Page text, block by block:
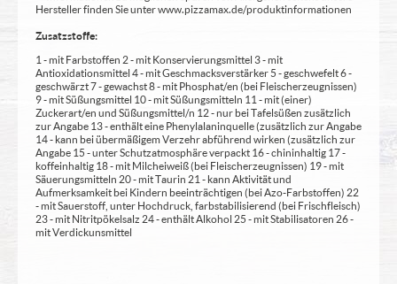
Hersteller finden Sie unter www.pizzamax.de/produktinformationen
Zusatzstoffe:
1 - mit Farbstoffen 2 - mit Konservierungsmittel 3 - mit
Antioxidationsmittel 4 - mit Geschmacksverstärker 5 - geschwefelt 6 -
geschwärzt 7 - gewachst 8 - mit Phosphat/en (bei Fleischerzeugnissen)
9 - mit Süßungsmittel 10 - mit Süßungsmitteln 11 - mit (einer)
Zuckerart/en und Süßungsmittel/n 12 - nur bei Tafelsüßen zusätzlich
zur Angabe 13 - enthält eine Phenylalaninquelle (zusätzlich zur Angabe
14 - kann bei übermäßigem Verzehr abführend wirken (zusätzlich zur
Angabe 15 - unter Schutzatmosphäre verpackt 16 - chininhaltig 17 -
koffeinhaltig 18 - mit Milcheiweiß (bei Fleischerzeugnissen) 19 - mit
Säuerungsmitteln 20 - mit Taurin 21 - kann Aktivität und
Aufmerksamkeit bei Kindern beeinträchtigen (bei Azo-Farbstoffen) 22
- mit Sauerstoff, unter Hochdruck, farbstabilisierend (bei Frischfleisch)
23 - mit Nitritpökelsalz 24 - enthält Alkohol 25 - mit Stabilisatoren 26 -
mit Verdickunsmittel